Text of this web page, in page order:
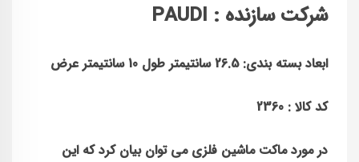
شرکت سازنده : PAUDI
ابعاد بسته بندی: 26.5 سانتیمتر طول 10 سانتیمتر عرض
کد کالا : 2360
در موردماکت ماشین فلزی می توان بیان کرد که این